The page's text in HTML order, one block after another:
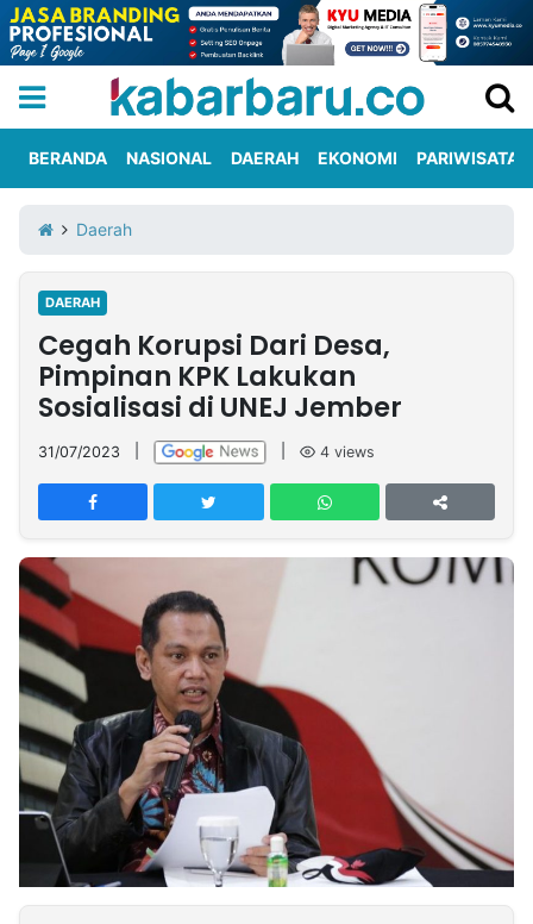
Iklan
Berita
Kami
Nasional
International
Olahraga
Entertainment
Daerah
Pariwisata
Kuliner
Kolom
Network
PT
TREETAN
INDONESIA
Partner
Insight
NTB
Suara
Time
Lens
IDN
Daily
Jogja
Jalan
Rakyat
Idealita
News
Kita
Notice
Dinamikapost.com
Radar
Baru
Seedbacklink
Follow
Kabarbaru
BERANDA NASIONAL DAERAH EKONOMI PARIWISATA
Daerah
DAERAH
Cegah Korupsi Dari Desa,
Pimpinan KPK Lakukan
Sosialisasi di UNEJ Jember
31/07/2023 4 views